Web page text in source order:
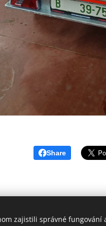
Share
zajistili správné